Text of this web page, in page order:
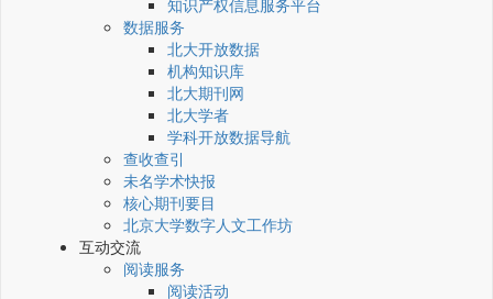
知识产权信息服务平台
数据服务
北大开放数据
机构知识库
北大期刊网
北大学者
学科开放数据导航
查收查引
未名学术快报
核心期刊要目
北京大学数字人文工作坊
互动交流
阅读服务
阅读活动